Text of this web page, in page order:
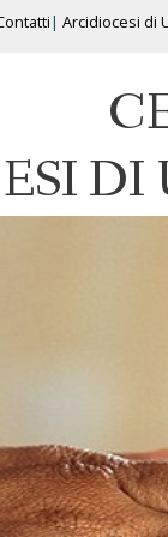
Arcidiocesi di